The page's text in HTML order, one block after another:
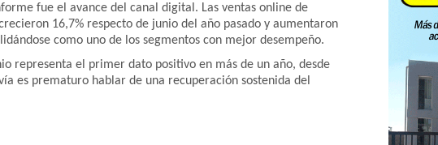
fue el avance del canal digital. Las ventas online de
16,7% respecto de junio del año pasado y aumentaron
como uno de los segmentos con mejor desempeño.
representa el primer dato positivo en más de un año, desde
es prematuro hablar de una recuperación sostenida del